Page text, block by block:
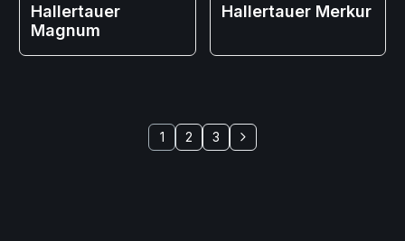
Hallertauer
Magnum
Hallertauer Merkur
1 2 3